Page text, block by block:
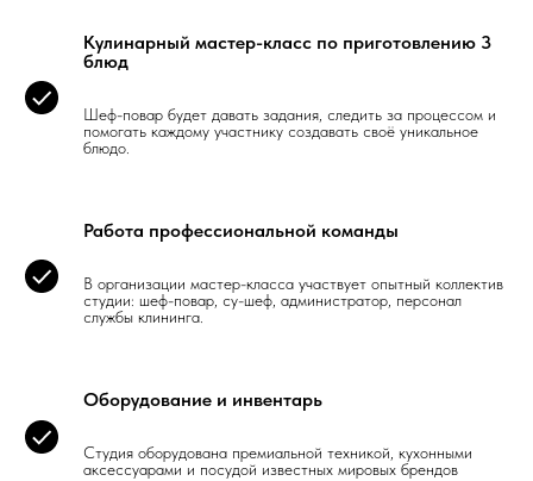
Кулинарный мастер-класс по приготовлению 3
блюд
Шеф-повар будет давать задания, следить за процессом и
помогать каждому участнику создавать своё уникальное
блюдо.
Работа профессиональной команды
В организации мастер-класса участвует опытный коллектив
студии: шеф-повар, су-шеф, администратор, персонал
службы клининга.
Оборудование и инвентарь
Студия оборудована премиальной техникой, кухонными
аксессуарами и посудой известных мировых брендов